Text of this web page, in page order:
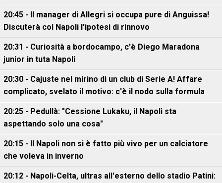
20:45 - Il manager di Allegri si occupa pure di Anguissa!
Discuterà col Napoli l'ipotesi di rinnovo
20:31 - Curiosità a bordocampo, c'è Diego Maradona
junior in tuta Napoli
20:30 - Cajuste nel mirino di un club di Serie A! Affare
complicato, svelato il motivo: c'è il nodo sulla formula
20:25 - Pedullà: "Cessione Lukaku, il Napoli sta
aspettando solo una cosa"
20:15 - Il Napoli non si è fatto più vivo per un calciatore
che voleva in inverno
20:12 - Napoli-Celta, ultras all'esterno dello stadio Patini: